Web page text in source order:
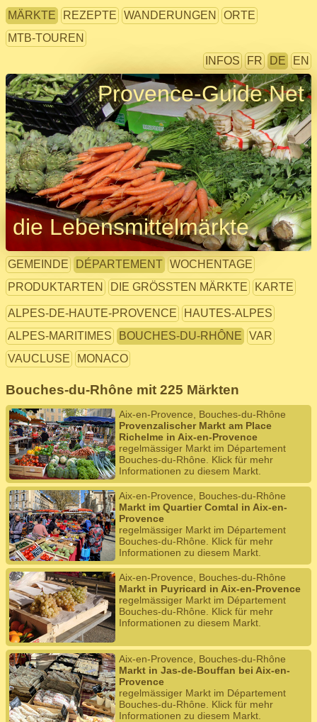
MÄRKTE REZEPTE WANDERUNGEN
ORTE
MTB-TOUREN
INFOS
FR DE EN
Provence-Guide.Net
die Lebensmittelmärkte
GEMEINDE DÉPARTEMENT WOCHENTAGE
PRODUKTARTEN
DIE GRÖSSTEN MÄRKTE KARTE
ALPES-DE-HAUTE-PROVENCE
HAUTES-ALPES
ALPES-MARITIMES
BOUCHES-DU-RHÔNE
VAR
VAUCLUSE
MONACO
Bouches-du-Rhône mit 225 Märkten
Aix-en-Provence, Bouches-du-Rhône
Provenzalischer Markt am Place
Richelme in Aix-en-Provence
regelmässiger Markt im Département
Bouches-du-Rhône. Klick für mehr
Informationen zu diesem Markt.
Aix-en-Provence, Bouches-du-Rhône
Markt im Quartier Comtal in Aix-en-
Provence
regelmässiger Markt im Département
Bouches-du-Rhône. Klick für mehr
Informationen zu diesem Markt.
Aix-en-Provence, Bouches-du-Rhône
Markt in Puyricard in Aix-en-Provence
regelmässiger Markt im Département
Bouches-du-Rhône. Klick für mehr
Informationen zu diesem Markt.
Aix-en-Provence, Bouches-du-Rhône
Markt in Jas-de-Bouffan bei Aix-en-
Provence
regelmässiger Markt im Département
Bouches-du-Rhône. Klick für mehr
Informationen zu diesem Markt.